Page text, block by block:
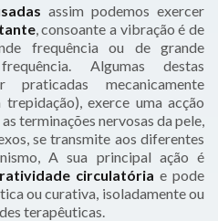
assim podemos exercer
, consoante a vibração é de
frequência ou de grande
Algumas destas
praticadas mecanicamente
exerce uma acção
terminações nervosas da pele,
se transmite aos diferentes
A sua principal ação é
circulatória e pode
ou curativa, isoladamente ou
terapêuticas.